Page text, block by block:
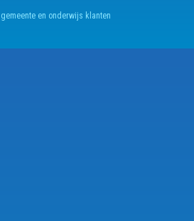
en onderwijs klanten